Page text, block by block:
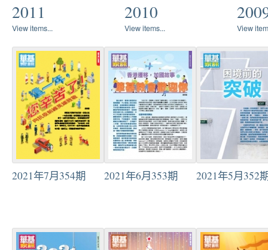
2011
View items...
2010
View items... View
2021年7月354期 2021年6月353期 2021年5月352